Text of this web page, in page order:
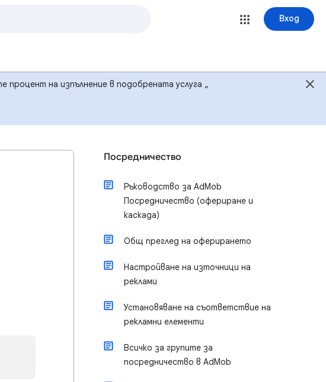
Вход
на изпълнение в подобрената услуга „
Посредничество
Ръководство за AdMob
Посредничество (офериране и
каскада)
Общ преглед на оферирането
Настройване на източници на
реклами
Установяване на съответствие на
рекламни елементи
Всичко за групите за
посредничество в AdMob